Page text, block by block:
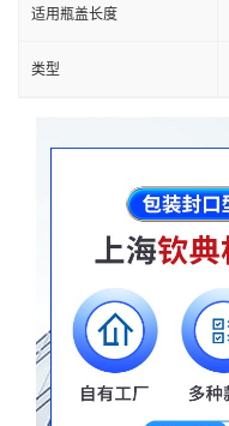
适用瓶盖长度
类型